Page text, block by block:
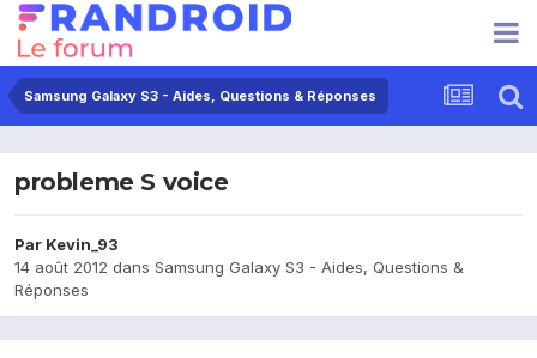
Samsung Galaxy S3 - Aides, Questions & Réponses
probleme S voice
Par Kevin_93
14 août 2012 dans Samsung Galaxy S3 - Aides, Questions &
Réponses